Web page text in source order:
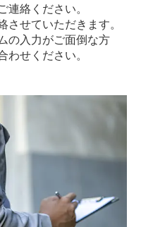
連絡ください。
せていただきます。
の入力がご面倒な方
わせください。